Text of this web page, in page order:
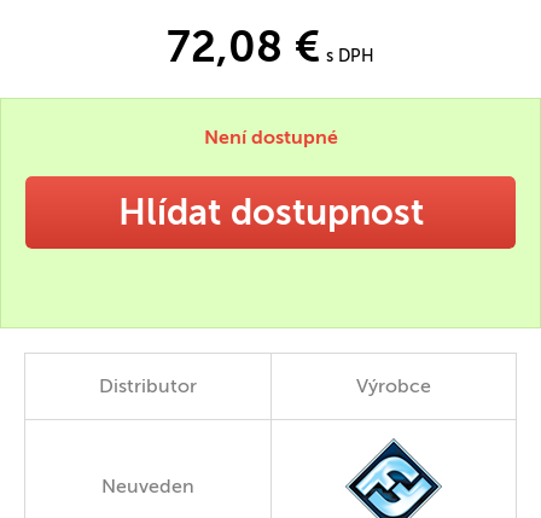
72,08 € s DPH
Není dostupné
Hlídat dostupnost
Distributor Výrobce
Neuveden